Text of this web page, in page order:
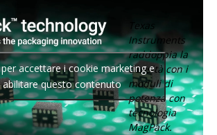
Texas
Instruments
raddoppia la
densità con i
moduli di
potenza con
tecnologia
MagPack.
per accettare i cookie marketing e
abilitare questo contenuto